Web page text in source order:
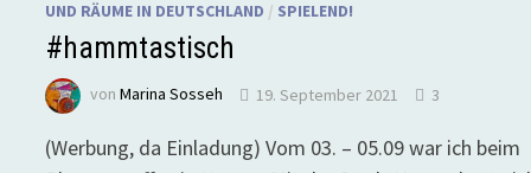
UND RÄUME IN DEUTSCHLAND / SPIELEND!
#hammtastisch
vonMarina Sosseh 19. September 2021 3
(Werbung, da Einladung) Vom 03. – 05.09 war ich beim